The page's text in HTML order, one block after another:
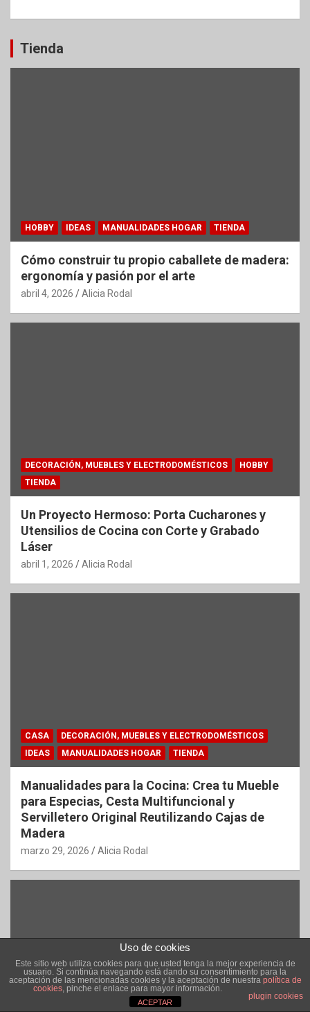
Tienda
HOBBY IDEAS MANUALIDADES HOGAR TIENDA
Cómo construir tu propio caballete de madera:
ergonomía y pasión por el arte
abril 4, 2026 Alicia Rodal
DECORACIÓN, MUEBLES Y ELECTRODOMÉSTICOS
HOBBY
TIENDA
Un Proyecto Hermoso: Porta Cucharones y
Utensilios de Cocina con Corte y Grabado
Láser
abril 1, 2026 Alicia Rodal
CASA
DECORACIÓN, MUEBLES Y ELECTRODOMÉSTICOS
IDEAS
MANUALIDADES HOGAR TIENDA
Manualidades para la Cocina: Crea tu Mueble
para Especias, Cesta Multifuncional y
Servilletero Original Reutilizando Cajas de
Madera
marzo 29, 2026 Alicia Rodal
Uso de cookies
Este sitio web utiliza cookies para que usted tenga la mejor experiencia de
usuario. Si continúa navegando está dando su consentimiento para la
aceptación de las mencionadas cookies y la aceptación de nuestra política de
cookies, pinche el enlace para mayor información.
plugin cookies
ACEPTAR